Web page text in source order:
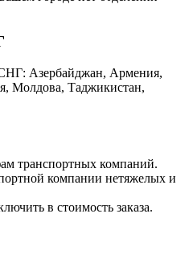
Азербайджан, Армения,
Молдова, Таджикистан,
транспортных компаний.
компании нетяжелых и
в стоимость заказа.